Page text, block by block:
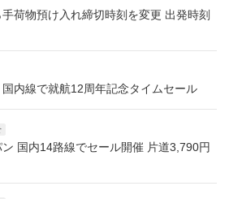
荷物預け入れ締切時刻を変更 出発時刻
内線で就航12周年記念タイムセール
国内14路線でセール開催 片道3,790円